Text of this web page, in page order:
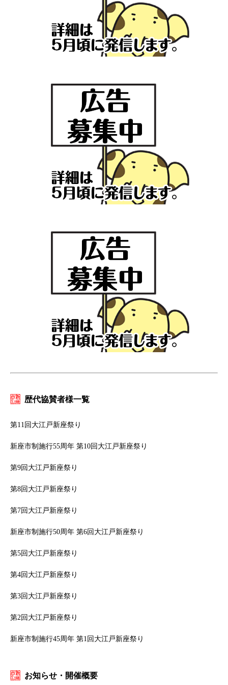
歴代協賛者様一覧
第11回大江戸新座祭り
新座市制施行55周年 第10回大江戸新座祭り
第9回大江戸新座祭り
第8回大江戸新座祭り
第7回大江戸新座祭り
新座市制施行50周年 第6回大江戸新座祭り
第5回大江戸新座祭り
第4回大江戸新座祭り
第3回大江戸新座祭り
第2回大江戸新座祭り
新座市制施行45周年 第1回大江戸新座祭り
お知らせ・開催概要